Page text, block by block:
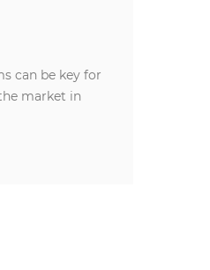
can be key for
market in